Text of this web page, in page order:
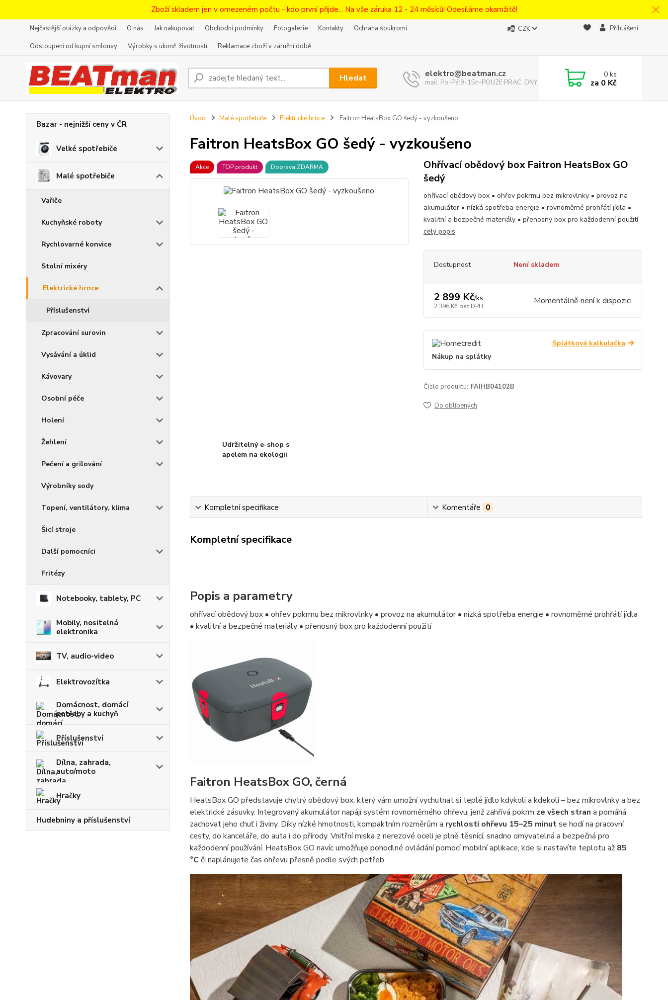
Zboží skladem jen v omezeném počtu - kdo první přijde... Na vše záruka 12 - 24 měsíců! Odesíláme okamžitě!
Nejčastější otázky a odpovědi O nás Jak nakupovat Obchodní podmínky Fotogalerie Kontakty
Ochrana soukromí
Odstoupení od kupní smlouvy
Výrobky s ukonč. životností Reklamace zboží v záruční době
CZK Přihlášení
Hledat elektro@beatman.cz
mail: Po-Pá:9-15h-POUZE PRAC. DNY
0ks
za 0 Kč
Bazar - nejnižší ceny v ČR
Velké spotřebiče
Malé spotřebiče
Vařiče
Kuchyňské roboty
Rychlovarné konvice
Stolní mixéry
Elektrické hrnce
Příslušenství
Zpracování surovin
Vysávání a úklid
Kávovary
Osobní péče
Holení
Žehlení
Pečení a grilování
Výrobníky sody
Topení, ventilátory, klima
Šicí stroje
Další pomocníci
Fritézy
Notebooky, tablety, PC
Mobily, nositelná
elektronika
TV, audio-video
Elektrovozítka
Domácnost, domácí
potřeby a kuchyň
Příslušenství
Dílna, zahrada,
auto/moto
Hračky
Hudebniny a příslušenství
Úvod Malé spotřebiče Elektrické hrnce Faitron HeatsBox GO šedý - vyzkoušeno
Faitron HeatsBox GO šedý - vyzkoušeno
Akce TOP produkt Doprava ZDARMA
Ohřívací obědový box Faitron HeatsBox GO
šedý
ohřívací obědový box • ohřev pokrmu bez mikrovlnky • provoz na
akumulátor • nízká spotřeba energie • rovnoměrné prohřátí jídla •
kvalitní a bezpečné materiály • přenosný box pro každodenní použití
celý popis
Dostupnost Není skladem
2 899 Kč/ks
2 396 Kč bez DPH Momentálně není k dispozici
Splátková kalkulačka
Nákup na splátky
Číslo produktu: FAIHB04102B
Do oblíbených
Udržitelný e-shop s
apelem na ekologii
Kompletní specifikace Komentáře 0
Kompletní specifikace
Popis a parametry
ohřívací obědový box • ohřev pokrmu bez mikrovlnky • provoz na akumulátor • nízká spotřeba energie • rovnoměrné prohřátí jídla
• kvalitní a bezpečné materiály • přenosný box pro každodenní použití
Faitron HeatsBox GO, černá
HeatsBox GO představuje chytrý obědový box, který vám umožní vychutnat si teplé jídlo kdykoli a kdekoli – bez mikrovlnky a bez
elektrické zásuvky. Integrovaný akumulátor napájí systém rovnoměrného ohřevu, jenž zahřívá pokrm ze všech stran a pomáhá
zachovat jeho chuť i živiny. Díky nízké hmotnosti, kompaktním rozměrům a rychlosti ohřevu 15–25 minutse hodí na pracovní
cesty, do kanceláře, do auta i do přírody. Vnitřní miska z nerezové oceli je plně těsnící, snadno omyvatelná a bezpečná pro
každodenní používání. HeatsBox GO navíc umožňuje pohodlné ovládání pomocí mobilní aplikace, kde si nastavíte teplotu až 85
°C či naplánujete čas ohřevu přesně podle svých potřeb.